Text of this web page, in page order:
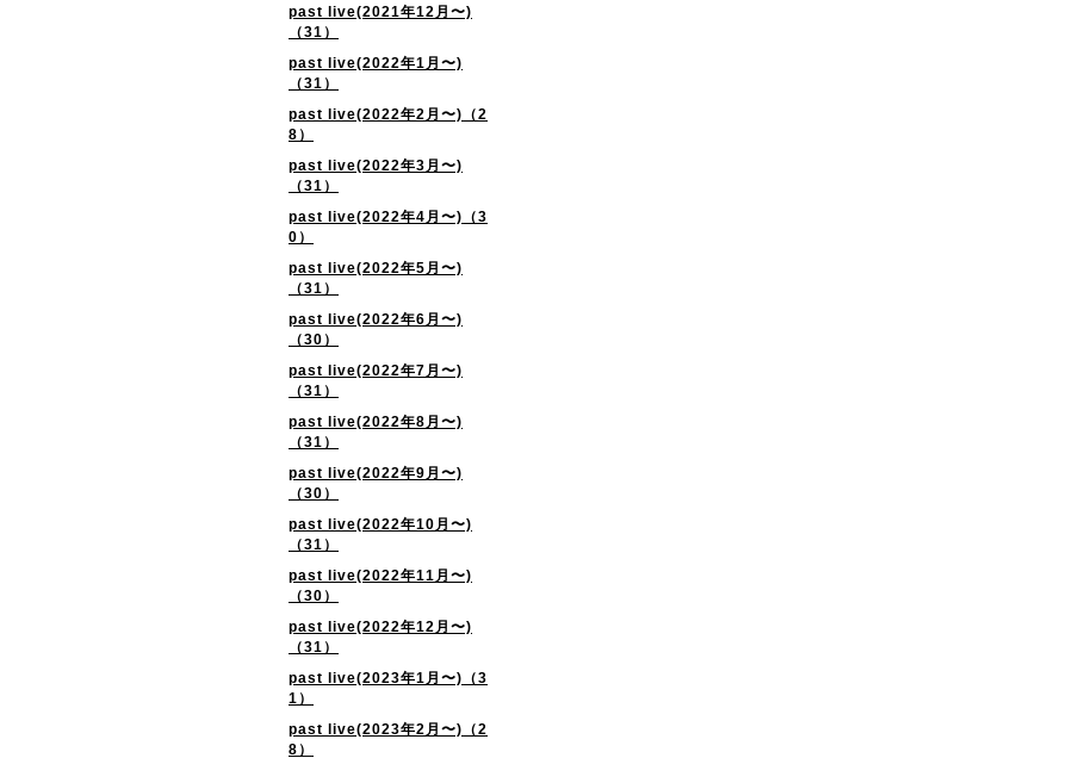
past live(2021年12月〜)
（31）
past live(2022年1月〜)
（31）
past live(2022年2月〜)（2
8）
past live(2022年3月〜)
（31）
past live(2022年4月〜)（3
0）
past live(2022年5月〜)
（31）
past live(2022年6月〜)
（30）
past live(2022年7月〜)
（31）
past live(2022年8月〜)
（31）
past live(2022年9月〜)
（30）
past live(2022年10月〜)
（31）
past live(2022年11月〜)
（30）
past live(2022年12月〜)
（31）
past live(2023年1月〜)（3
1）
past live(2023年2月〜)（2
8）